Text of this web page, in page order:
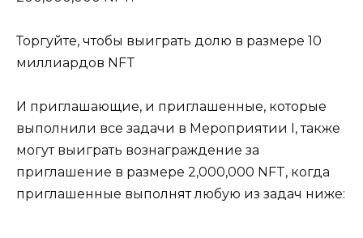
Торгуйте, чтобы выиграть долю в размере 10
миллиардов NFT
И приглашающие, и приглашенные, которые
выполнили все задачи в Мероприятии I, также
могут выиграть вознаграждение за
приглашение в размере 2,000,000 NFT, когда
приглашенные выполнят любую из задач ниже: